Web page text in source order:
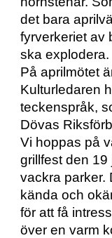
det bara
fyrverkeriet av
ska explodera.
På aprilmötet
Kulturledaren
teckenspråk,
Dövas
Vi hoppas på
grillfest den
vackra parker.
kända och
för att få
över en varm